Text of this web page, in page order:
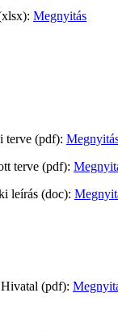
Megnyitás
terve (pdf):
terve (pdf):
leírás (doc):
(pdf):